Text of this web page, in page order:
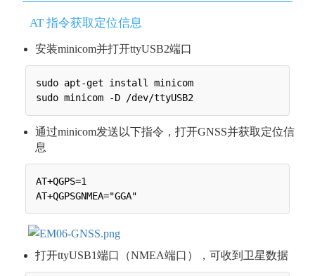
AT 指令获取定位信息
安装minicom并打开ttyUSB2端口
sudo apt-get install minicom
通过minicom发送以下指令，打开GNSS并获取定位信
息
AT+QGPS=1
打开ttyUSB1端口（NMEA端口），可收到卫星数据